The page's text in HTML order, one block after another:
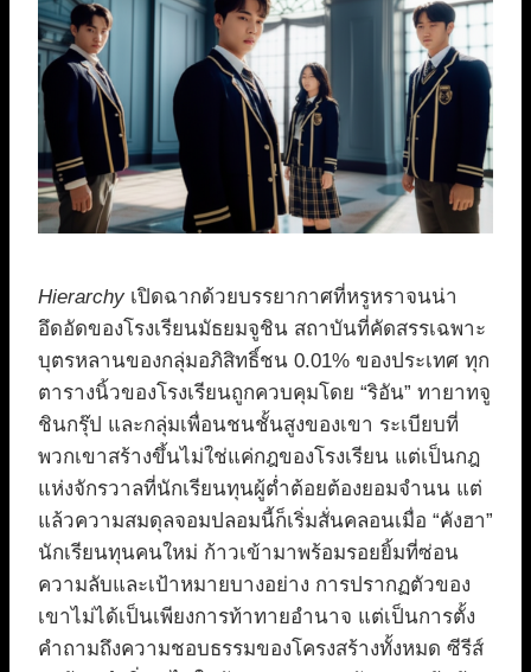
Hierarchy เปิดฉากด้วยบรรยากาศที่หรูหราจนน่า
อึดอัดของโรงเรียนมัธยมจูชิน สถาบันที่คัดสรรเฉพาะ
บุตรหลานของกลุ่มอภิสิทธิ์ชน 0.01% ของประเทศ ทุก
ตารางนิ้วของโรงเรียนถูกควบคุมโดย “ริอัน” ทายาทจู
ชินกรุ๊ป และกลุ่มเพื่อนชนชั้นสูงของเขา ระเบียบที่
พวกเขาสร้างขึ้นไม่ใช่แค่กฎของโรงเรียน แต่เป็นกฎ
แห่งจักรวาลที่นักเรียนทุนผู้ต่ำต้อยต้องยอมจำนน แต่
แล้วความสมดุลจอมปลอมนี้ก็เริ่มสั่นคลอนเมื่อ “คังฮา”
นักเรียนทุนคนใหม่ ก้าวเข้ามาพร้อมรอยยิ้มที่ซ่อน
ความลับและเป้าหมายบางอย่าง การปรากฏตัวของ
เขาไม่ได้เป็นเพียงการท้าทายอำนาจ แต่เป็นการตั้ง
คำถามถึงความชอบธรรมของโครงสร้างทั้งหมด ซีรีส์